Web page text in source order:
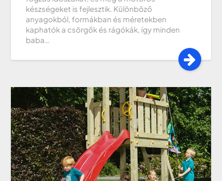
készségeket is fejlesztik. Különböző
anyagokból, formákban és méretekben
kaphatók a csörgők és rágókák, így minden
baba…